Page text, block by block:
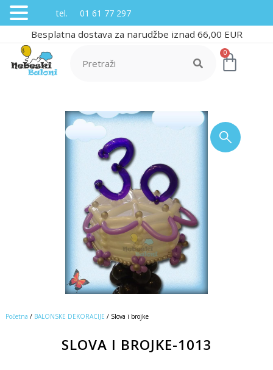
Besplatna dostava za narudžbe iznad 66,00 EUR
0
Početna / BALONSKE DEKORACIJE / Slova i brojke
SLOVA I BROJKE-1013
tel. 01 61 77 297